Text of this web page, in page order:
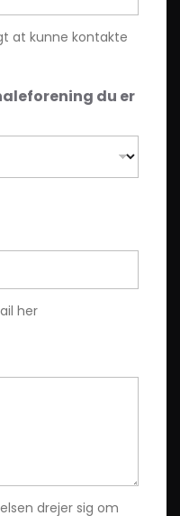
at kunne kontakte
du er
her
drejer sig om